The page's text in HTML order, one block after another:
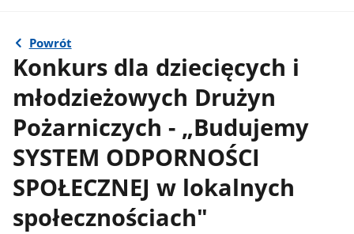
Powrót
Konkurs dla dziecięcych i
młodzieżowych Drużyn
Pożarniczych - „Budujemy
SYSTEM ODPORNOŚCI
SPOŁECZNEJ w lokalnych
społecznościach"